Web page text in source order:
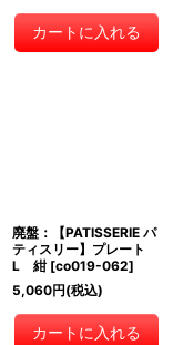
カートに入れる
廃盤：【PATISSERIE パ
ティスリー】プレート
L 紺 [co019-062]
5,060円(税込)
カートに入れる